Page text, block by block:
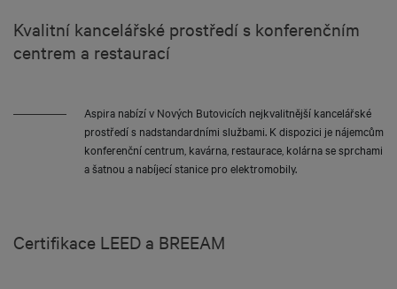
Kvalitní kancelářské prostředí s konferenčním
centrem a restaurací
Aspira nabízí v Nových Butovicích nejkvalitnější kancelářské
prostředí s nadstandardními službami. K dispozici je nájemcům
konferenční centrum, kavárna, restaurace, kolárna se sprchami
a šatnou a nabíjecí stanice pro elektromobily.
Certifikace LEED a BREEAM